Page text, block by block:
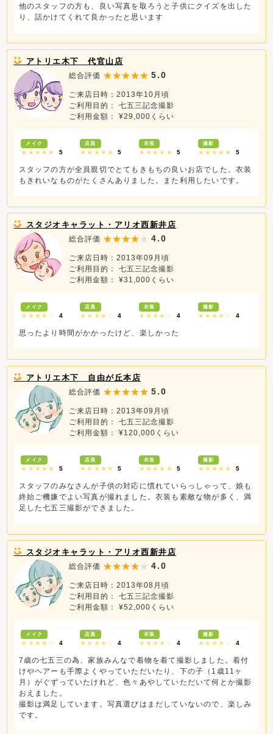
他のスタッフの方も、良い写真を取ろうと子供にクイズを出した
り、話かけてくれて良かったと思います
アトリエ木下 代官山店
総合評価 5.0
ご来店日時：2013年10月頃
ご利用目的： 七五三記念撮影
ご利用金額： ¥29,000くらい
メイク
★★★★★ 5
店員
★★★★★ 5
衣装
★★★★★ 5
撮影
★★★★★ 5
スタッフの方が全員親切でとてもきもちの良いお店でした。衣装
もきれいなものがたくさんありました。また利用したいです。
スタジオキャラット・アリオ西新井店
総合評価 4.0
ご来店日時：2013年09月頃
ご利用目的： 七五三記念撮影
ご利用金額： ¥31,000くらい
メイク
★★★★☆ 4
店員
★★★★☆ 4
衣装
★★★★☆ 4
撮影
★★★★☆ 4
思ったより時間がかかったけど、楽しかった
アトリエ木下 自由が丘本店
総合評価 5.0
ご来店日時：2013年09月頃
ご利用目的： 七五三記念撮影
ご利用金額： ¥120,000くらい
メイク
★★★★★ 5
店員
★★★★★ 5
衣装
★★★★★ 5
撮影
★★★★★ 5
スタッフのみなさんが子供の対応に慣れていらっしゃって、娘も
終始ご機嫌でよい写真が撮れました。衣装も素敵な物が多く、満
足した七五三撮影ができました。
スタジオキャラット・アリオ西新井店
総合評価 4.0
ご来店日時：2013年08月頃
ご利用目的： 七五三記念撮影
ご利用金額： ¥52,000くらい
メイク
★★★★☆ 4
店員
★★★★☆ 4
衣装
★★★★☆ 4
撮影
★★★★☆ 4
7歳の七五三の為、家族みんなで着物を着て撮影しました。着付
けやヘアーも手際よくやっていただいたり、下の子（1歳11ヶ
月）がぐずっていたけれど、色々あやしていただいて何とか撮影
おえました。
撮影は満足しています。写真選びはまだしていないので、楽しみ
です。